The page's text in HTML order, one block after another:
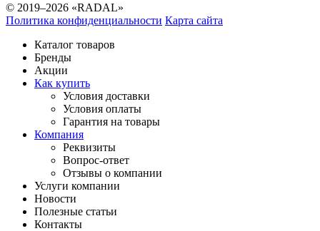
© 2019–2026 «RADAL»
Политика конфиденциальности Карта сайта
Каталог товаров
Бренды
Акции
Как купить
Условия доставки
Условия оплаты
Гарантия на товары
Компания
Реквизиты
Вопрос-ответ
Отзывы о компании
Услуги компании
Новости
Полезные статьи
Контакты